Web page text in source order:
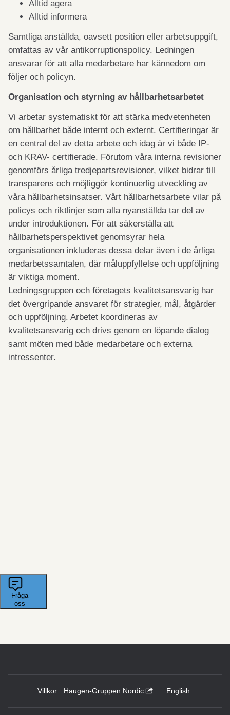
Alltid agera
Alltid informera
Samtliga anställda, oavsett position eller arbetsuppgift,
omfattas av vår antikorruptionspolicy. Ledningen
ansvarar för att alla medarbetare har kännedom om
följer och policyn.
Organisation och styrning av hållbarhetsarbetet
Vi arbetar systematiskt för att stärka medvetenheten
om hållbarhet både internt och externt. Certifieringar är
en central del av detta arbete och idag är vi både IP-
och KRAV- certifierade. Förutom våra interna revisioner
genomförs årliga tredjepartsrevisioner, vilket bidrar till
transparens och möjliggör kontinuerlig utveckling av
våra hållbarhetsinsatser. Vårt hållbarhetsarbete vilar på
policys och riktlinjer som alla nyanställda tar del av
under introduktionen. För att säkerställa att
hållbarhetsperspektivet genomsyrar hela
organisationen inkluderas dessa delar även i de årliga
medarbetssamtalen, där måluppfyllelse och uppföljning
är viktiga moment.
Ledningsgruppen och företagets kvalitetsansvarig har
det övergripande ansvaret för strategier, mål, åtgärder
och uppföljning. Arbetet koordineras av
kvalitetsansvarig och drivs genom en löpande dialog
samt möten med både medarbetare och externa
intressenter.
Villkor Haugen-Gruppen Nordic English